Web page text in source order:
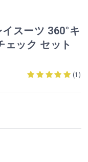
スーツ 360°キ
ェック セット
(1 )